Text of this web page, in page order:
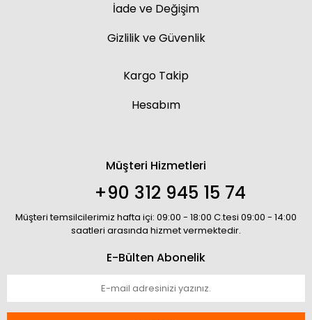
İade ve Değişim
Gizlilik ve Güvenlik
Kargo Takip
Hesabım
Müşteri Hizmetleri
+90 312 945 15 74
Müşteri temsilcilerimiz hafta içi: 09:00 - 18:00 C.tesi 09:00 - 14:00
saatleri arasında hizmet vermektedir.
E-Bülten Abonelik